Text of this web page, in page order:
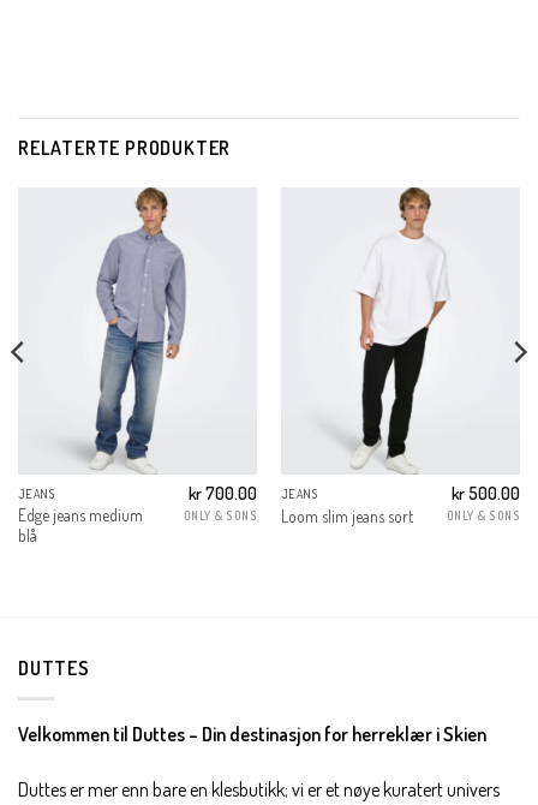
RELATERTE PRODUKTER
JEANS
Edge jeans medium
blå
kr700.00
ONLY & SONS
JEANS
Loom slim jeans sort
kr500.00
ONLY & SONS
DUTTES
Velkommen til Duttes – Din destinasjon for herreklær i Skien
Duttes er mer enn bare en klesbutikk; vi er et nøye kuratert univers